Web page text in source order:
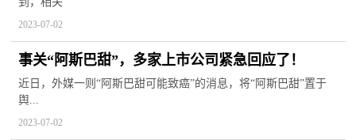
2023-07-02
事关“阿斯巴甜”，多家上市公司紧急回应了！
近日，外媒一则“阿斯巴甜可能致癌”的消息，将“阿斯巴甜”置于
舆...
2023-07-02